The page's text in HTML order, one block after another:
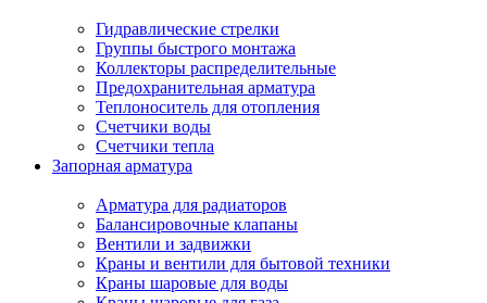
Гидравлические стрелки
Группы быстрого монтажа
Коллекторы распределительные
Предохранительная арматура
Теплоноситель для отопления
Счетчики воды
Счетчики тепла
Запорная арматура
Арматура для радиаторов
Балансировочные клапаны
Вентили и задвижки
Краны и вентили для бытовой техники
Краны шаровые для воды